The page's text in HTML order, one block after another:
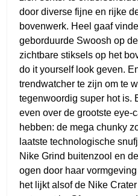
door diverse fijne en rijke
bovenwerk. Heel gaaf
geborduurde Swoosh op
zichtbare stiksels op het
do it yourself look geven.
trendwatcher te zijn om te
tegenwoordig super hot is.
even over de grootste eye-
hebben: de mega chunky
laatste technologische
Nike Grind buitenzool en
ogen door haar
het lijkt alsof de Nike